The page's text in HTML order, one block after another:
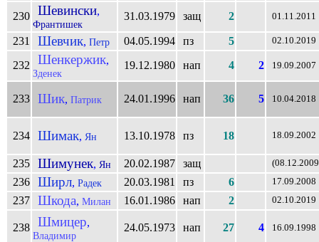
230 Шевински,
Франтишек
31.03.1979 защ 2 01.11.2011
231 Шевчик, Петр 04.05.1994 пз 5 02.10.2019
232 Шенкержик,
Зденек
19.12.1980 нап 4 2 19.09.2007
233 Шик, Патрик 24.01.1996 нап 36 5 10.04.2018
234 Шимак, Ян 13.10.1978 пз 18 18.09.2002
235 Шимунек, Ян 20.02.1987 защ
236 Ширл, Радек 20.03.1981 пз 6 17.09.2008
237 Шкода, Милан 16.01.1986 нап 2 02.10.2019
238 Шмицер,
Владимир
24.05.1973 нап 27 4 16.09.1998